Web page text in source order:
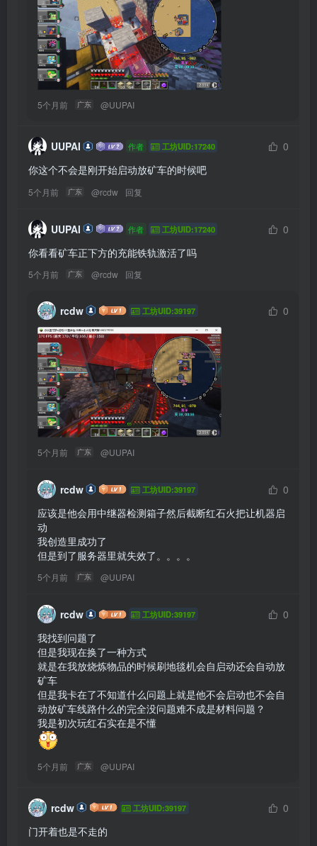
5个月前 广东 @UUPAI
UUPAI 作者 工坊UID:17240
0
你这个不会是刚开始启动放矿车的时候吧
5个月前 广东 @rcdw 回复
UUPAI 作者 工坊UID:17240
0
你看看矿车正下方的充能铁轨激活了吗
5个月前 广东 @rcdw 回复
rcdw 工坊UID:39197 0
5个月前 广东 @UUPAI
rcdw 工坊UID:39197
0
应该是他会用中继器检测箱子然后截断红石火把让机器启
动
我创造里成功了
但是到了服务器里就失效了。。。。
5个月前 广东 @UUPAI
rcdw 工坊UID:39197
0
我找到问题了
但是我现在换了一种方式
就是在我放烧炼物品的时候刷地毯机会自启动还会自动放
矿车
但是我卡在了不知道什么问题上就是他不会启动也不会自
动放矿车线路什么的完全没问题难不成是材料问题？
5个月前 广东 @UUPAI
rcdw 工坊UID:39197
0
门开着也是不走的